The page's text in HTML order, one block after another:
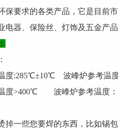
保要求的各类产品，它是目前
电器、保险丝、灯饰及五金产
度:285℃±10℃ 波峰炉参考温
温度>400℃ 波峰炉参考温度
掉一些您要焊的东西，比